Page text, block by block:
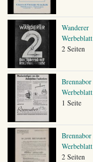
Wanderer
Werbeblatt
2 Seiten
Brennabor
Werbeblatt
1 Seite
Brennabor
Werbeblatt
2 Seiten